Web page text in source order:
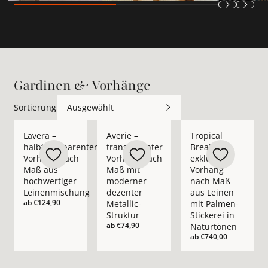
Gardinen & Vorhänge
Sortierung Ausgewählt
Lavera –
halbtransparenter
Vorhang nach
Maß aus
hochwertiger
Leinenmischung
ab€124,90
Averie –
transparenter
Vorhang nach
Maß mit
moderner
dezenter
Metallic-
Struktur
ab€74,90
Tropical
Break –
exklusiver
Vorhang
nach Maß
aus Leinen
mit Palmen-
Stickerei in
Naturtönen
ab€740,00